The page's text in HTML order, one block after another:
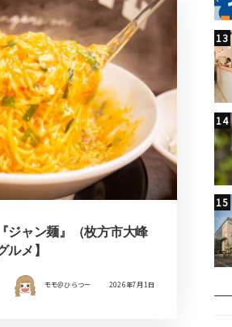
ジャン麺』（枚方市大峰
ルメ】
モモ＠ひらつー 2026年7月1日